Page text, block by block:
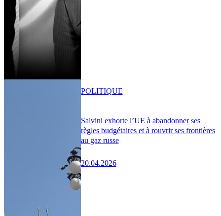
Salvini exhorte l’UE à abandonner ses
règles budgétaires et à rouvrir ses frontières
au gaz russe
20.04.2026
POLITIQUE